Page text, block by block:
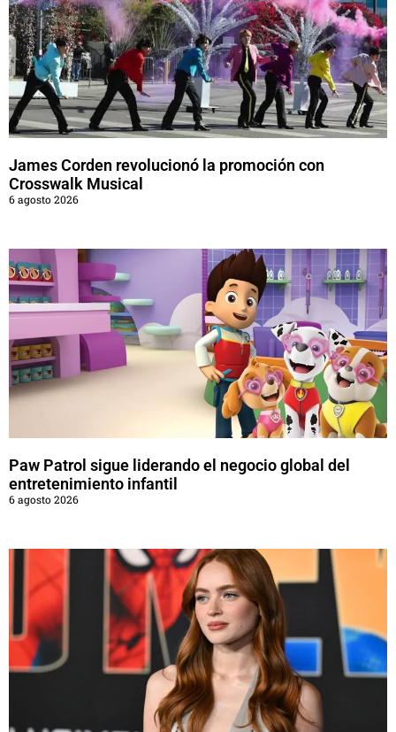
James Corden revolucionó la promoción con
Crosswalk Musical
6 agosto 2026
Paw Patrol sigue liderando el negocio global del
entretenimiento infantil
6 agosto 2026